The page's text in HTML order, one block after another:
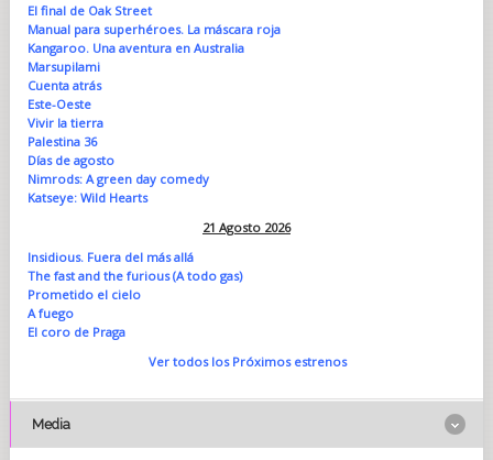
El final de Oak Street
Manual para superhéroes. La máscara roja
Kangaroo. Una aventura en Australia
Marsupilami
Cuenta atrás
Este-Oeste
Vivir la tierra
Palestina 36
Días de agosto
Nimrods: A green day comedy
Katseye: Wild Hearts
21 Agosto 2026
Insidious. Fuera del más allá
The fast and the furious (A todo gas)
Prometido el cielo
A fuego
El coro de Praga
Ver todos los Próximos estrenos
Media